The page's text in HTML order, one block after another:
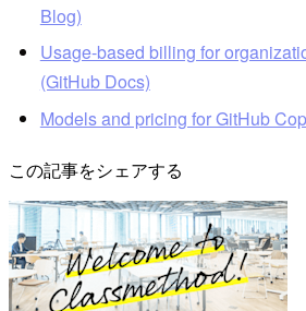
Blog)
Usage-based billing for
(GitHub Docs)
Models and pricing for GitHub
この記事をシェアする